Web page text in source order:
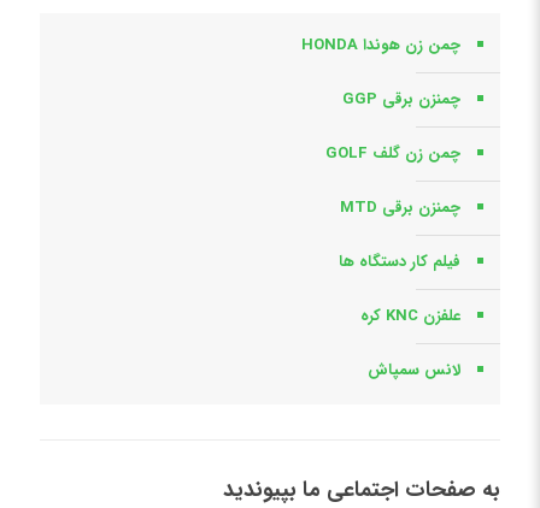
چمن زن هوندا HONDA
چمنزن برقی GGP
چمن زن گلف GOLF
چمنزن برقی MTD
فیلم کار دستگاه ها
علفزن KNC کره
لانس سمپاش
به صفحات اجتماعی ما بپیوندید